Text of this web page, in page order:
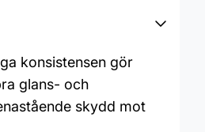
konsistensen gör
glans- och
skydd mot